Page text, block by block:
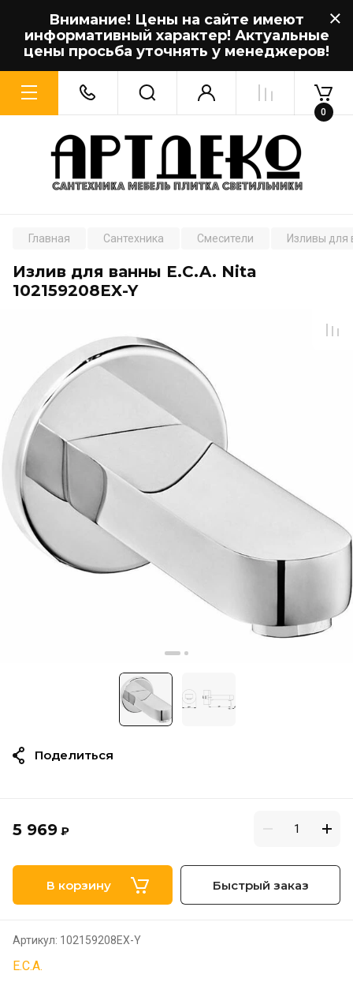
Внимание! Цены на сайте имеют
информативный характер! Актуальные
цены просьба уточнять у менеджеров!
0
Главная Сантехника Смесители Изливы для
Излив для ванны E.C.A. Nita
102159208EX-Y
5 969 ₽
В корзину Быстрый заказ
Артикул: 102159208EX-Y
E.C.A.
Поделиться